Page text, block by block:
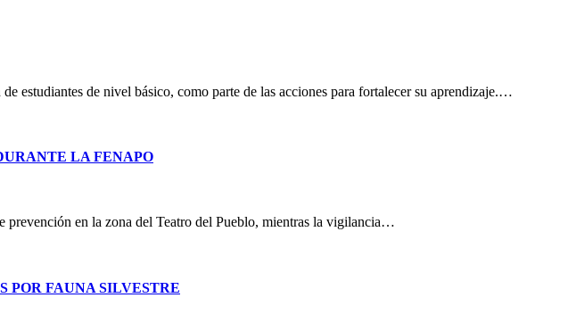
estudiantes de nivel básico, como parte de las acciones para fortalecer su aprendizaje.…
LA FENAPO
prevención en la zona del Teatro del Pueblo, mientras la vigilancia…
POR FAUNA SILVESTRE